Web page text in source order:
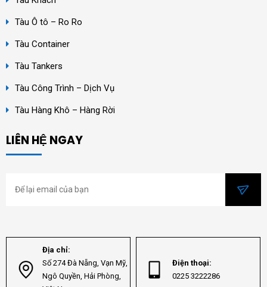
Tàu Ô tô – Ro Ro
Tàu Container
Tàu Tankers
Tàu Công Trình – Dịch Vụ
Tàu Hàng Khô – Hàng Rời
LIÊN HỆ NGAY
Địa chỉ:
Số 274 Đà Nẵng, Vạn Mỹ,
Ngô Quyền, Hải Phòng,
Điện thoại:
0225 3222286